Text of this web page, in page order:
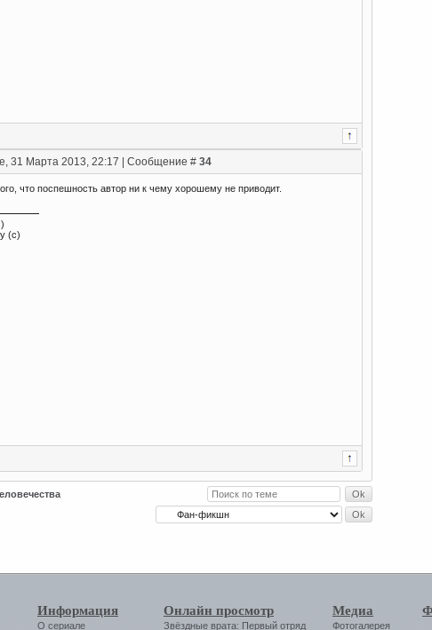
31 Марта 2013, 22:17 | Сообщение # 34
что поспешность автор ни к чему хорошему не приводит.
(с)
Информация
О сериале
Онлайн просмотр
Звёздные врата: Первый отряд
Медиа
Фотогалерея